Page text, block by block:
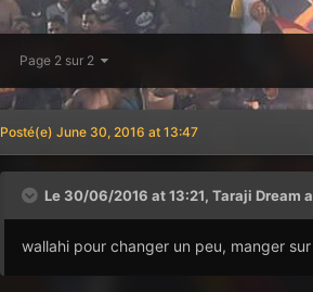
Page 2 sur 2
Posté(e) June 30, 2016 at 13:47
Le 30/06/2016 at 13:21, Taraji Dream
wallahi pour changer un peu, manger